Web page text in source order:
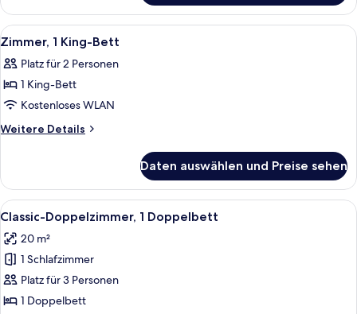
Zimmer,
2 Einzelbetten
Alle
Fotos
für
Zimmer,
1 King-
Bett
Ein Hotelzimmer mit Bett,
6
Zimmer, 1 King-Bett
Platz für 2 Personen
1 King-Bett
Kostenloses WLAN
Weitere Details
Weitere
1 King-
Bett
Daten auswählen und Preise sehen
Alle
Fotos
für
Classic-
Doppelzimmer,
1
Ein Hotelzimmer mit Bett,
4
Classic-Doppelzimmer, 1 Doppelbett
20 m²
1 Schlafzimmer
Platz für 3 Personen
1 Doppelbett